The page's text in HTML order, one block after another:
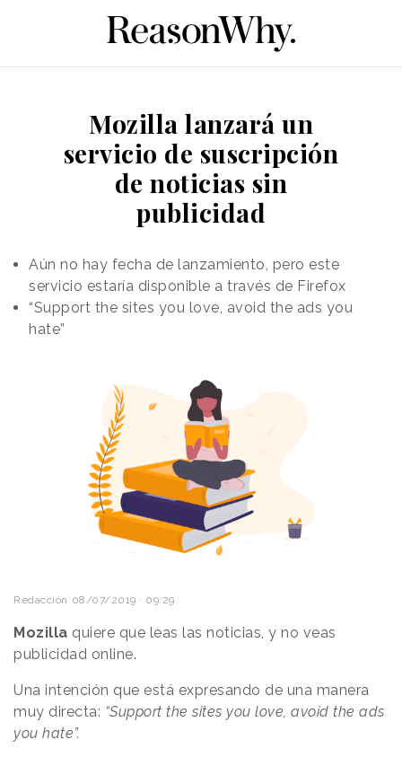
Mozilla lanzará un
servicio de suscripción
de noticias sin
publicidad
Aún no hay fecha de lanzamiento, pero este
servicio estaría disponible a través de Firefox
“Support the sites you love, avoid the ads you
hate”
Redacción 08/07/2019 · 09:29
Mozilla quiere que leas las noticias, y no veas
publicidad online.
Una intención que está expresando de una manera
muy directa: “Support the sites you love, avoid the ads
you hate”.